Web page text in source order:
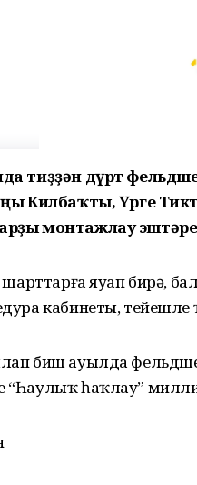
тиҙҙән дүрт
Килбаҡты, Үрге
монтажлау
шарттарға яуап бирә,
кабинеты,
биш ауылда
һаҡлау” милли